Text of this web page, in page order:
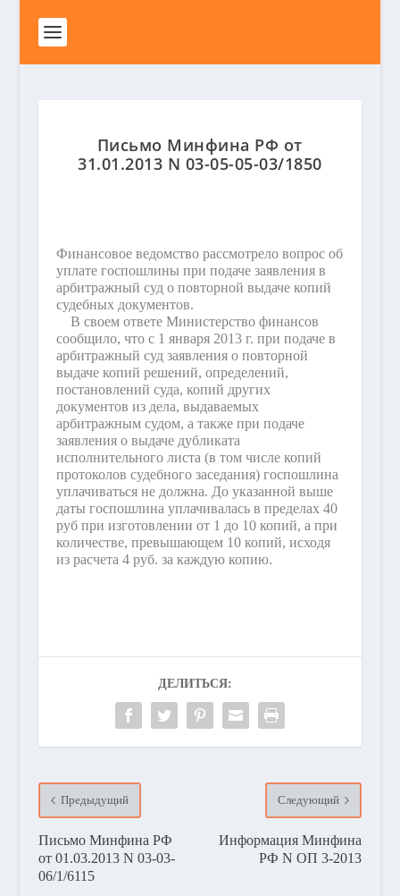
Письмо Минфина РФ от
31.01.2013 N 03-05-05-03/1850
Финансовое ведомство рассмотрело вопрос об
уплате госпошлины при подаче заявления в
арбитражный суд о повторной выдаче копий
судебных документов.
В своем ответе Министерство финансов
сообщило, что с 1 января 2013 г. при подаче в
арбитражный суд заявления о повторной
выдаче копий решений, определений,
постановлений суда, копий других
документов из дела, выдаваемых
арбитражным судом, а также при подаче
заявления о выдаче дубликата
исполнительного листа (в том числе копий
протоколов судебного заседания) госпошлина
уплачиваться не должна. До указанной выше
даты госпошлина уплачивалась в пределах 40
руб при изготовлении от 1 до 10 копий, а при
количестве, превышающем 10 копий, исходя
из расчета 4 руб. за каждую копию.
ДЕЛИТЬСЯ:
Предыдущий
Письмо Минфина РФ
от 01.03.2013 N 03-03-
06/1/6115
Следующий
Информация Минфина
РФ N ОП 3-2013